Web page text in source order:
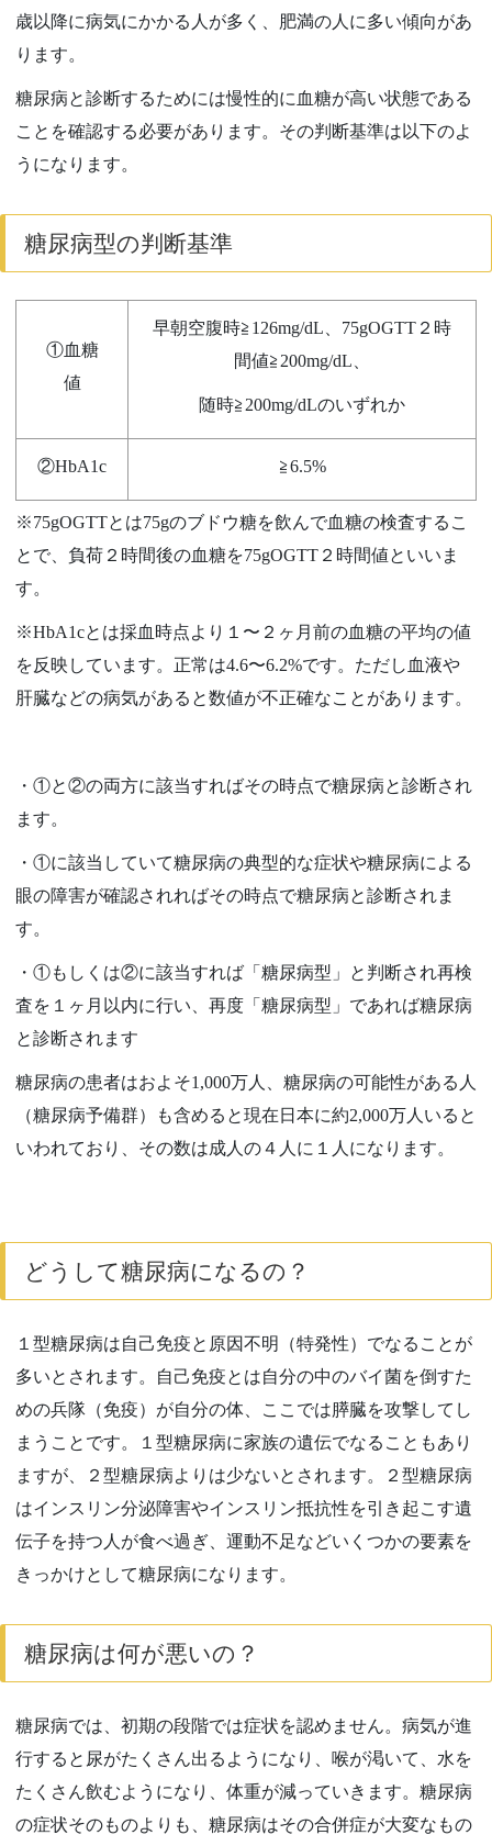
歳以降に病気にかかる人が多く、肥満の人に多い傾向があ
ります。
糖尿病と診断するためには慢性的に血糖が高い状態である
ことを確認する必要があります。その判断基準は以下のよ
うになります。
糖尿病型の判断基準
①血糖
値
早朝空腹時≧126mg/dL、75gOGTT２時
間値≧200mg/dL、
随時≧200mg/dLのいずれか
②HbA1c ≧6.5%
※75gOGTTとは75gのブドウ糖を飲んで血糖の検査するこ
とで、負荷２時間後の血糖を75gOGTT２時間値といいま
す。
※HbA1cとは採血時点より１〜２ヶ月前の血糖の平均の値
を反映しています。正常は4.6〜6.2%です。ただし血液や
肝臓などの病気があると数値が不正確なことがあります。
・①と②の両方に該当すればその時点で糖尿病と診断され
ます。
・①に該当していて糖尿病の典型的な症状や糖尿病による
眼の障害が確認されればその時点で糖尿病と診断されま
す。
・①もしくは②に該当すれば「糖尿病型」と判断され再検
査を１ヶ月以内に行い、再度「糖尿病型」であれば糖尿病
と診断されます
糖尿病の患者はおよそ1,000万人、糖尿病の可能性がある人
（糖尿病予備群）も含めると現在日本に約2,000万人いると
いわれており、その数は成人の４人に１人になります。
どうして糖尿病になるの？
１型糖尿病は自己免疫と原因不明（特発性）でなることが
多いとされます。自己免疫とは自分の中のバイ菌を倒すた
めの兵隊（免疫）が自分の体、ここでは膵臓を攻撃してし
まうことです。１型糖尿病に家族の遺伝でなることもあり
ますが、２型糖尿病よりは少ないとされます。２型糖尿病
はインスリン分泌障害やインスリン抵抗性を引き起こす遺
伝子を持つ人が食べ過ぎ、運動不足などいくつかの要素を
きっかけとして糖尿病になります。
糖尿病は何が悪いの？
糖尿病では、初期の段階では症状を認めません。病気が進
行すると尿がたくさん出るようになり、喉が渇いて、水を
たくさん飲むようになり、体重が減っていきます。糖尿病
の症状そのものよりも、糖尿病はその合併症が大変なもの